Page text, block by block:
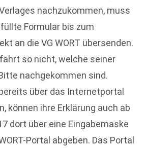
nachzukommen, muss
Formular bis zum
an die VG WORT übersenden.
so nicht, welche seiner
nachgekommen sind.
über das Internetportal
können ihre Erklärung auch ab
dort über eine Eingabemaske
Portal abgeben. Das Portal